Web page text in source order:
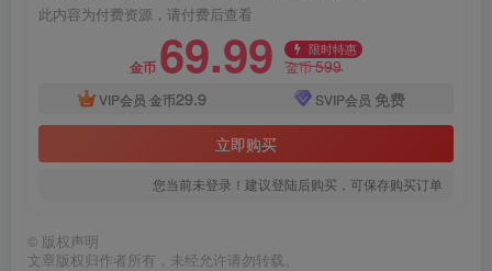
此内容为付费资源，请付费后查看
金币 69.99 限时特惠
金币599
VIP会员 金币29.9 SVIP会员 免费
立即购买
您当前未登录！建议登陆后购买，可保存购买订单
© 版权声明
文章版权归作者所有，未经允许请勿转载。